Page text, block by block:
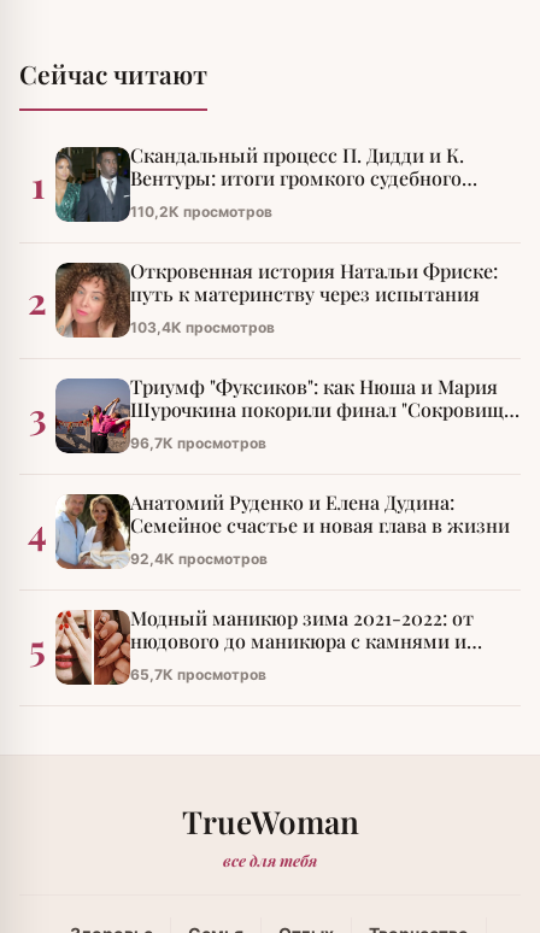
Сейчас читают
1
Скандальный процесс П. Дидди и К.
Вентуры: итоги громкого судебного
разбирательства
110,2К просмотров
2
Откровенная история Натальи Фриске:
путь к материнству через испытания
103,4К просмотров
3
Триумф "Фуксиков": как Нюша и Мария
Шурочкина покорили финал "Сокровищ
императора"
96,7К просмотров
4
Анатомий Руденко и Елена Дудина:
Семейное счастье и новая глава в жизни
92,4К просмотров
5
Модный маникюр зима 2021-2022: от
нюдового до маникюра с камнями и
стразами
65,7К просмотров
TrueWoman
все для тебя